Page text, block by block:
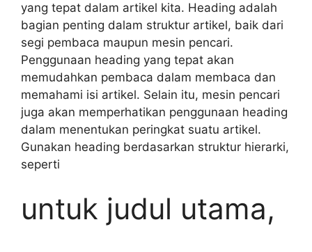
yang tepat dalam artikel kita. Heading adalah
bagian penting dalam struktur artikel, baik dari
segi pembaca maupun mesin pencari.
Penggunaan heading yang tepat akan
memudahkan pembaca dalam membaca dan
memahami isi artikel. Selain itu, mesin pencari
juga akan memperhatikan penggunaan heading
dalam menentukan peringkat suatu artikel.
Gunakan heading berdasarkan struktur hierarki,
seperti
untuk judul utama,